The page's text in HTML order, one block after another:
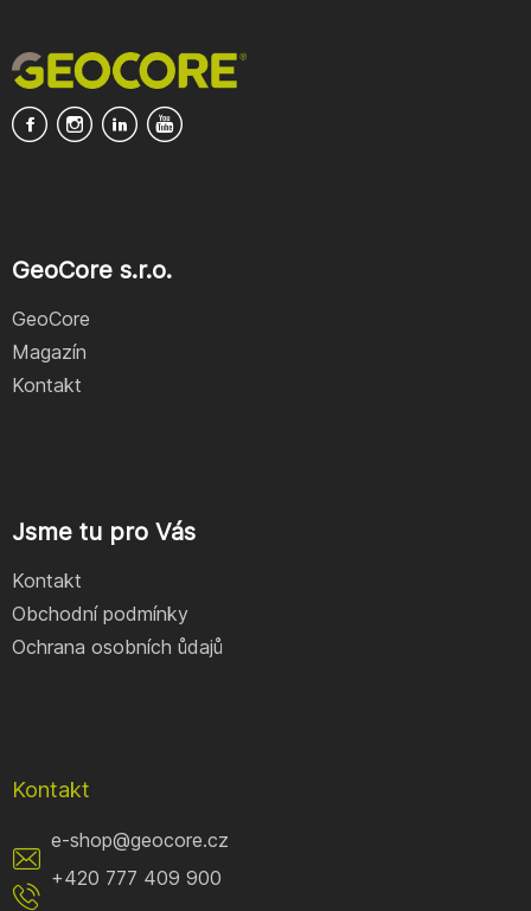
GeoCore s.r.o.
GeoCore
Magazín
Kontakt
Jsme tu pro Vás
Kontakt
Obchodní podmínky
Ochrana osobních ůdajů
Kontakt
e-shop@geocore.cz
+420 777 409 900